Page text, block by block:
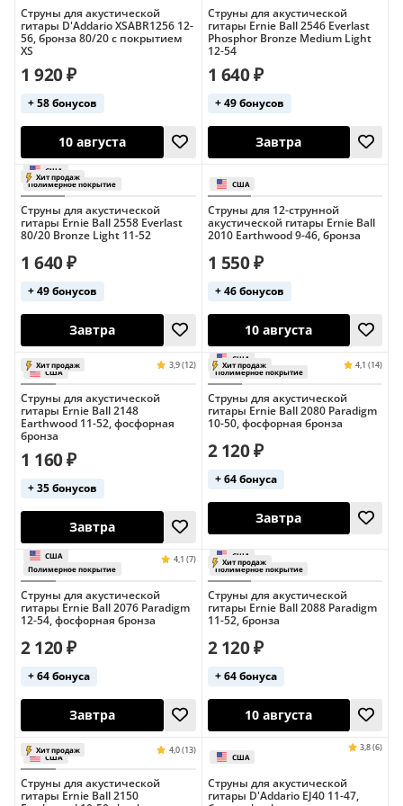
США
Полимерное покрытие
Хит продаж
США
США
10 августа
США
10 августа
Струны для акустической
гитары D'Addario XSABR1256 12-
56, бронза 80/20 с покрытием
XS
1 920 ₽
+ 58 бонусов
10 августа
Струны для акустической
гитары Ernie Ball 2546 Everlast
Phosphor Bronze Medium Light
12-54
1 640 ₽
+ 49 бонусов
Завтра
Струны для акустической
гитары Ernie Ball 2558 Everlast
80/20 Bronze Light 11-52
1 640 ₽
+ 49 бонусов
Струны для 12-струнной
акустической гитары Ernie Ball
2010 Earthwood 9-46, бронза
1 550 ₽
+ 46 бонусов
Струны для акустической
гитары Ernie Ball 2148
Earthwood 11-52, фосфорная
бронза
1 160 ₽
+ 35 бонусов
Струны для акустической
гитары Ernie Ball 2080 Paradigm
10-50, фосфорная бронза
2 120 ₽
+ 64 бонуса
Струны для акустической
гитары Ernie Ball 2076 Paradigm
12-54, фосфорная бронза
2 120 ₽
+ 64 бонуса
Струны для акустической
гитары Ernie Ball 2088 Paradigm
11-52, бронза
2 120 ₽
+ 64 бонуса
Струны для акустической
гитары Ernie Ball 2150
Струны для акустической
гитары D'Addario EJ40 11-47,